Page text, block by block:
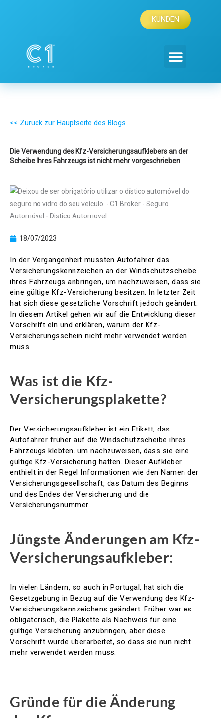
KUNDEN
<< Zurück zur Hauptseite des Blogs
Die Verwendung des Kfz-Versicherungsaufklebers an der
Scheibe Ihres Fahrzeugs ist nicht mehr vorgeschrieben
18/07/2023
In der Vergangenheit mussten Autofahrer das
Versicherungskennzeichen an der Windschutzscheibe
ihres Fahrzeugs anbringen, um nachzuweisen, dass sie
eine gültige Kfz-Versicherung besitzen. In letzter Zeit
hat sich diese gesetzliche Vorschrift jedoch geändert.
In diesem Artikel gehen wir auf die Entwicklung dieser
Vorschrift ein und erklären, warum der Kfz-
Versicherungsschein nicht mehr verwendet werden
muss.
Was ist die Kfz-
Versicherungsplakette?
Der Versicherungsaufkleber ist ein Etikett, das
Autofahrer früher auf die Windschutzscheibe ihres
Fahrzeugs klebten, um nachzuweisen, dass sie eine
gültige Kfz-Versicherung hatten. Dieser Aufkleber
enthielt in der Regel Informationen wie den Namen der
Versicherungsgesellschaft, das Datum des Beginns
und des Endes der Versicherung und die
Versicherungsnummer.
Jüngste Änderungen am Kfz-
Versicherungsaufkleber:
In vielen Ländern, so auch in Portugal, hat sich die
Gesetzgebung in Bezug auf die Verwendung des Kfz-
Versicherungskennzeichens geändert. Früher war es
obligatorisch, die Plakette als Nachweis für eine
gültige Versicherung anzubringen, aber diese
Vorschrift wurde überarbeitet, so dass sie nun nicht
mehr verwendet werden muss.
Gründe für die Änderung